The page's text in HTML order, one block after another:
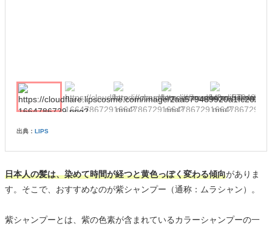
出典： LIPS
日本人の髪は、染めて時間が経つと黄色っぽく変わる傾向がありま
す。そこで、おすすめなのが紫シャンプー（通称：ムラシャン）。
紫シャンプーとは、紫の色素が含まれているカラーシャンプーの一